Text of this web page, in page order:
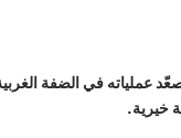
عملياته في الضفة
خيرية.